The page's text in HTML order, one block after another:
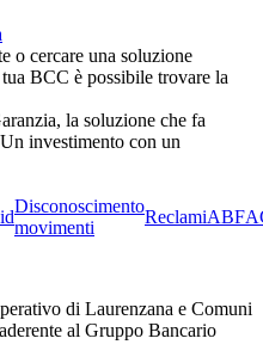
o cercare una soluzione
BCC è possibile trovare la
la soluzione che fa
investimento con un
Disconoscimento
movimenti
ReclamiABF
di Laurenzana e Comuni
al Gruppo Bancario